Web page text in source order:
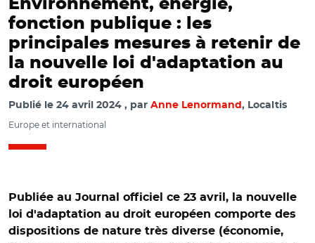
Environnement, énergie,
fonction publique : les
principales mesures à retenir de
la nouvelle loi d'adaptation au
droit européen
Publié le 24 avril 2024 par Anne Lenormand , Localtis
Europe et international
Publiée au Journal officiel ce 23 avril, la nouvelle
loi d'adaptation au droit européen comporte des
dispositions de nature très diverse (économie,